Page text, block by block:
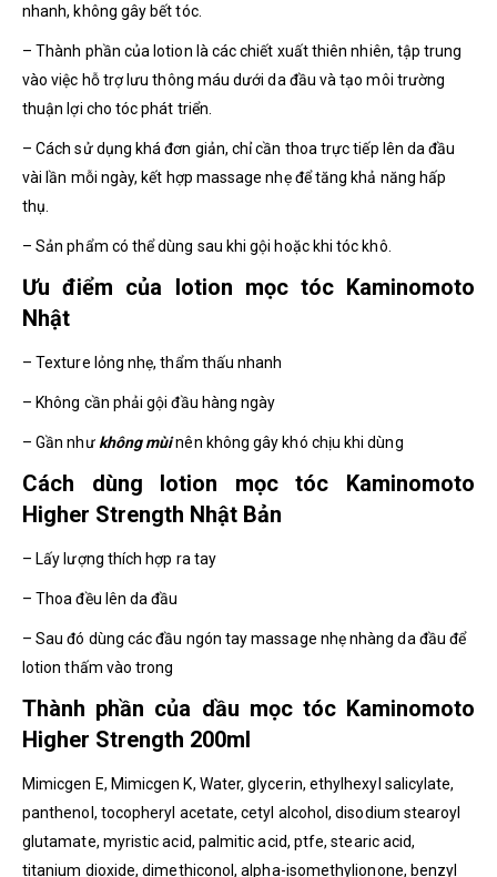
nhanh, không gây bết tóc.
– Thành phần của lotion là các chiết xuất thiên nhiên, tập trung
vào việc hỗ trợ lưu thông máu dưới da đầu và tạo môi trường
thuận lợi cho tóc phát triển.
– Cách sử dụng khá đơn giản, chỉ cần thoa trực tiếp lên da đầu
vài lần mỗi ngày, kết hợp massage nhẹ để tăng khả năng hấp
thụ.
– Sản phẩm có thể dùng sau khi gội hoặc khi tóc khô.
Ưu điểm của lotion mọc tóc Kaminomoto
Nhật
– Texture lỏng nhẹ, thẩm thấu nhanh
– Không cần phải gội đầu hàng ngày
– Gần như không mùinên không gây khó chịu khi dùng
Cách dùng lotion mọc tóc Kaminomoto
Higher Strength Nhật Bản
– Lấy lượng thích hợp ra tay
– Thoa đều lên da đầu
– Sau đó dùng các đầu ngón tay massage nhẹ nhàng da đầu để
lotion thấm vào trong
Thành phần của dầu mọc tóc Kaminomoto
Higher Strength 200ml
Mimicgen E, Mimicgen K, Water, glycerin, ethylhexyl salicylate,
panthenol, tocopheryl acetate, cetyl alcohol, disodium stearoyl
glutamate, myristic acid, palmitic acid, ptfe, stearic acid,
titanium dioxide, dimethiconol, alpha-isomethylionone, benzyl